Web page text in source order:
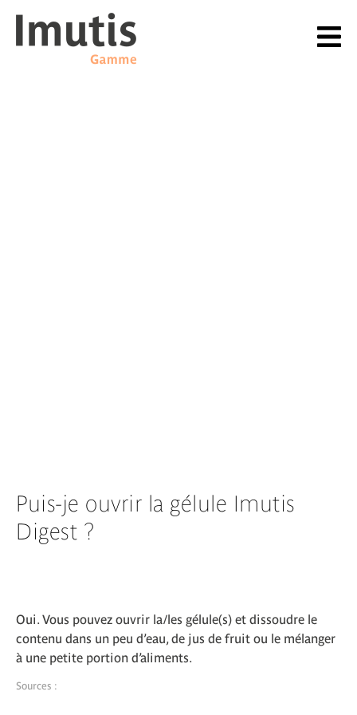
Puis-je ouvrir la gélule Imutis
Digest ?
Oui. Vous pouvez ouvrir la/les gélule(s) et dissoudre le
contenu dans un peu d’eau, de jus de fruit ou le mélanger
à une petite portion d’aliments.
Sources :